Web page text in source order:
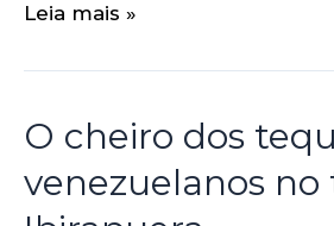
Leia mais »
O cheiro dos
venezuelanos no